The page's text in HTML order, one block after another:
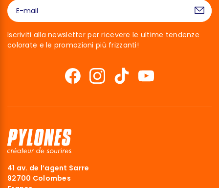
Iscriviti alla newsletter per ricevere le ultime tendenze
colorate e le promozioni più frizzanti!
41 av. de l’agent Sarre
92700 Colombes
Ciao siamo noi…
I Cookies!
Abbiamo aspettato di essere sicuri che questo sito ti interessi